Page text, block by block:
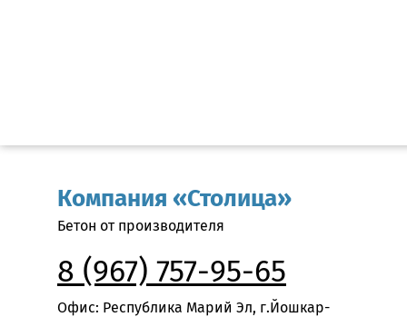
Компания «Столица»
Бетон от производителя
8 (967) 757-95-65
Офис: Республика Марий Эл, г.Йошкар-